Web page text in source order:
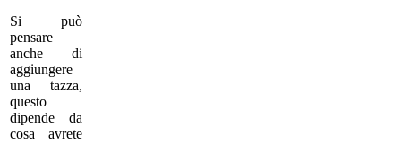
Si può
pensare
anche di
aggiungere
una tazza,
questo
dipende da
cosa avrete